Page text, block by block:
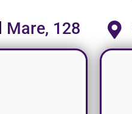
Mare, 128